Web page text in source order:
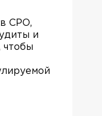
СРО,
и
чтобы